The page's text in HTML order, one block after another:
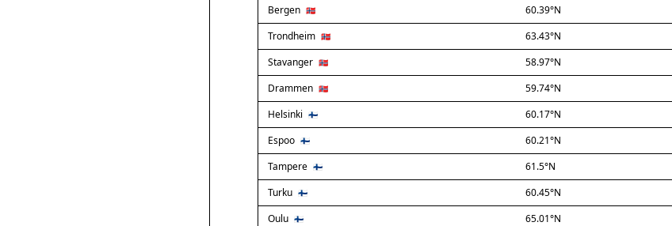
Bergen 🇳🇴 60.39°N
Trondheim 🇳🇴 63.43°N
Stavanger 🇳🇴 58.97°N
Drammen 🇳🇴 59.74°N
Helsinki 🇫🇮 60.17°N
Espoo 🇫🇮 60.21°N
Tampere 🇫🇮 61.5°N
Turku 🇫🇮 60.45°N
Oulu 🇫🇮 65.01°N